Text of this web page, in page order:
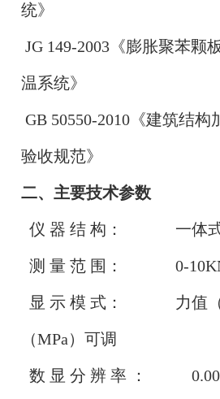
统》
JG 149-2003《膨胀聚苯颗
温系统》
GB 50550-2010《建筑结
验收规范》
二、主要技术参数
仪 器 结 构： 一体式
测 量 范 围： 0-10KN/
显 示 模 式： 力值（
（MPa）可调
数 显 分 辨 率 ：